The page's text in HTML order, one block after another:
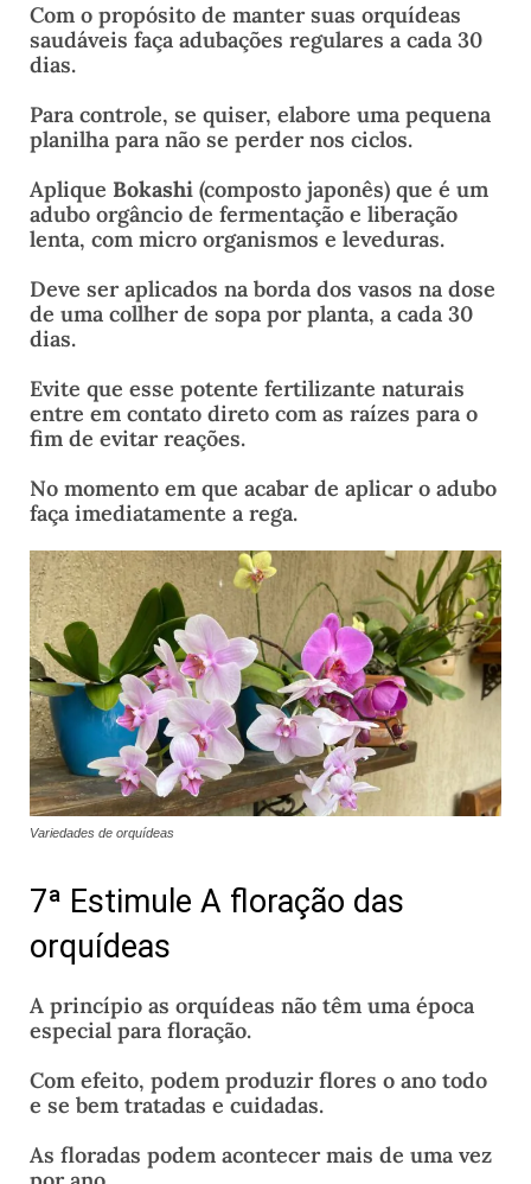
Com o propósito de manter suas orquídeas
saudáveis faça adubações regulares a cada 30
dias.
Para controle, se quiser, elabore uma pequena
planilha para não se perder nos ciclos.
Aplique Bokashi (composto japonês) que é um
adubo orgâncio de fermentação e liberação
lenta, com micro organismos e leveduras.
Deve ser aplicados na borda dos vasos na dose
de uma collher de sopa por planta, a cada 30
dias.
Evite que esse potente fertilizante naturais
entre em contato direto com as raízes para o
fim de evitar reações.
No momento em que acabar de aplicar o adubo
faça imediatamente a rega.
Variedades de orquídeas
7ª Estimule A floração das
orquídeas
A princípio as orquídeas não têm uma época
especial para floração.
Com efeito, podem produzir flores o ano todo
e se bem tratadas e cuidadas.
As floradas podem acontecer mais de uma vez